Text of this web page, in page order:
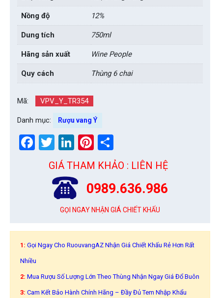
Nồng độ 12%
Dung tích 750ml
Hãng sản xuất Wine People
Quy cách Thùng 6 chai
Mã: VPV_Y_TR354
Danh mục: Rượu vang Ý
Facebook
Twitter
LinkedIn
Pinterest
GIÁ THAM KHẢO : LIÊN HỆ
0989.636.986
GỌI NGAY NHẬN GIÁ CHIẾT KHẤU
1: Gọi Ngay Cho RuouvangAZ Nhận Giá Chiết Khấu Rẻ Hơn Rất
Nhiều
2: Mua Rượu Số Lượng Lớn Theo Thùng Nhận Ngay Giá Đổ Buôn
3: Cam Kết Bảo Hành Chính Hãng – Đầy Đủ Tem Nhập Khẩu